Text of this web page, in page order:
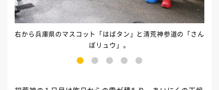
右から兵庫県のマスコット「はばタン」と清荒神参道の「さん
ぽリュウ」。
3 4 5